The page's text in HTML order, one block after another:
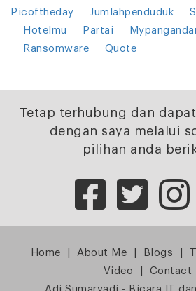
Picoftheday
Jumlahpenduduk
Hotelmu
Partai
Ransomware
Quote
Tetap terhubung dan
dengan saya melalui
pilihan anda
Home About Me Blogs
Video
Contact